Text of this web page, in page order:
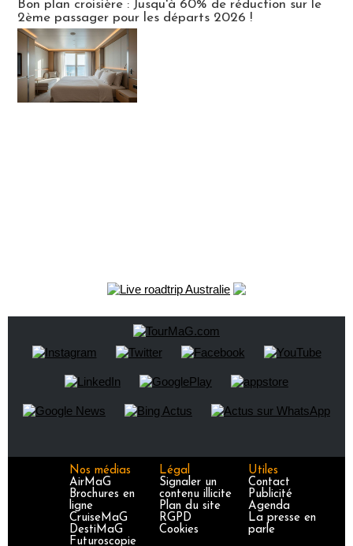
Bon plan croisière : Jusqu'à 60% de réduction sur le
2ème passager pour les départs 2026 !
Nos médias
AirMaG
Brochures en
ligne
CruiseMaG
DestiMaG
Futuroscopie
Légal
Signaler un
contenu illicite
Plan du site
RGPD
Cookies
Utiles
Contact
Publicité
Agenda
La presse en
parle